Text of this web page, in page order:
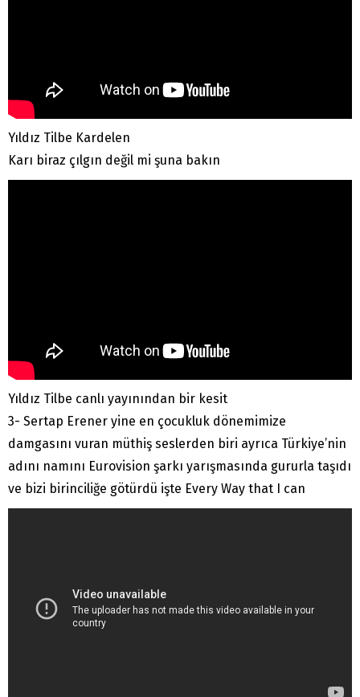
Yıldız Tilbe Kardelen
Karı biraz çılgın değil mi şuna bakın
Yıldız Tilbe canlı yayınından bir kesit
3- Sertap Erener yine en çocukluk dönemimize
damgasını vuran müthiş seslerden biri ayrıca Türkiye’nin
adını namını Eurovision şarkı yarışmasında gururla taşıdı
ve bizi birinciliğe götürdü işte Every Way that I can